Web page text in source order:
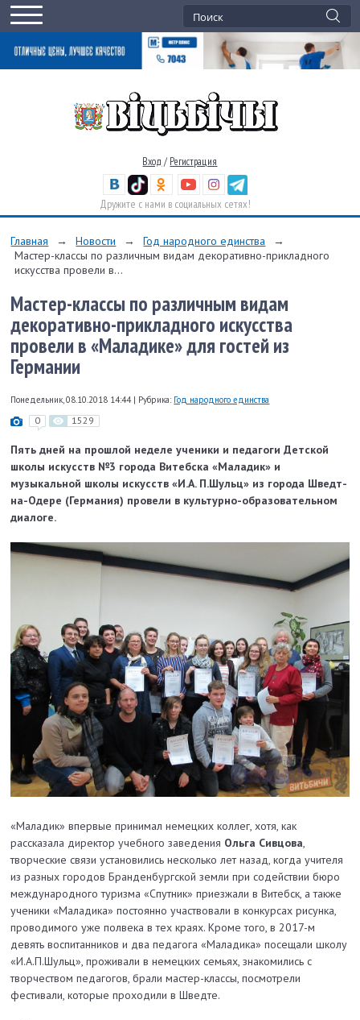
Вход / Регистрация
Дружите с нами в социальных сетях!
Главная → Новости → Год народного единства
→
Мастер-классы по различным видам декоративно-прикладного
искусства провели в...
Мастер-классы по различным видам
декоративно-прикладного искусства
провели в «Маладике» для гостей из
Германии
Понедельник, 08.10.2018 14:44 | Рубрика: Год народного единства
0 1529
Пять дней на прошлой неделе ученики и педагоги Детской
школы искусств №3 города Витебска «Маладик» и
музыкальной школы искусств «И.А. П.Шульц» из города Шведт-
на-Одере (Германия) провели в культурно-образовательном
диалоге.
«Маладик» впервые принимал немецких коллег, хотя, как
рассказала директор учебного заведения Ольга Сивцова,
творческие связи установились несколько лет назад, когда учителя
из разных городов Бранденбургской земли при содействии бюро
международного туризма «Спутник» приезжали в Витебск, а также
ученики «Маладика» постоянно участвовали в конкурсах рисунка,
проводимого уже полвека в тех краях. Кроме того, в 2017-м
девять воспитанников и два педагога «Маладика» посещали школу
«И.А.П.Шульц», проживали в немецких семьях, знакомились с
творчеством педагогов, брали мастер-классы, посмотрели
фестивали, которые проходили в Шведте.